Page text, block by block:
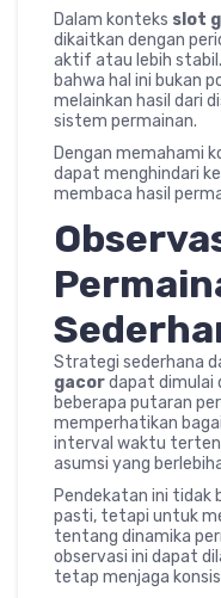
Dalam konteks slot
dikaitkan dengan
aktif atau lebih
bahwa hal ini bukan
melainkan hasil dari
sistem permainan.
Dengan memahami
dapat menghindari
membaca hasil
Strategi sederhana
gacordapat dimulai
beberapa putaran
memperhatikan
interval waktu
asumsi yang
Pendekatan ini tidak
pasti, tetapi untuk
tentang dinamika
observasi ini dapat
tetap menjaga